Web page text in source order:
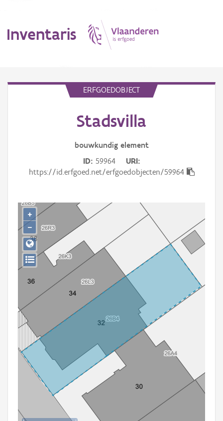
Inventaris
Gebeurtenis
Persoon of collectief
Downloads
Hergebruik
Aanmelden
ERFGOEDOBJECT
Stadsvilla
bouwkundig element
ID 59964
URI
https://id.erfgoed.net/erfgoedobjecten/59964
+
−